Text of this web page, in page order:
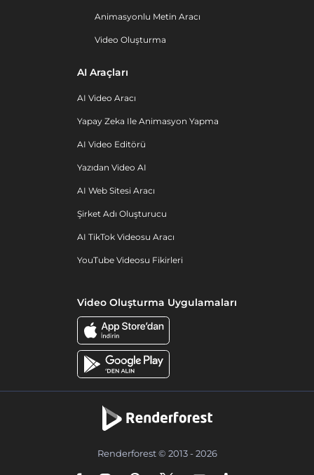
Animasyonlu Metin Aracı
Video Oluşturma
AI Araçları
AI Video Aracı
Yapay Zeka Ile Animasyon Yapma
AI Video Editörü
Yazıdan Video AI
AI Web Sitesi Aracı
Şirket Adı Oluşturucu
AI TikTok Videosu Aracı
YouTube Videosu Fikirleri
Video Oluşturma Uygulamaları
Renderforest © 2013 - 2026